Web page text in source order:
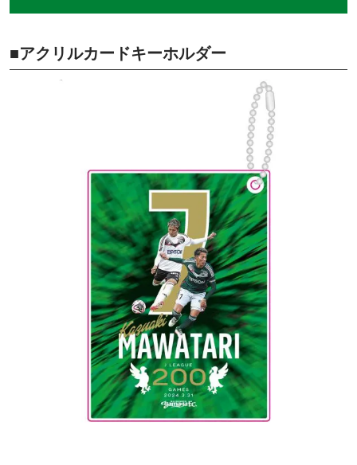
■アクリルカードキーホルダー